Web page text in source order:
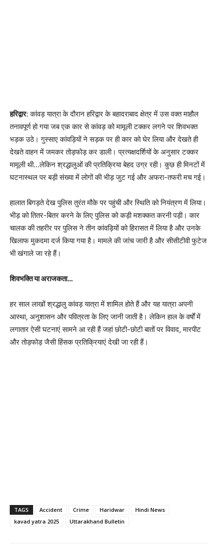
हरिद्वार: कांवड़ यात्रा के दौरान हरिद्वार के बहादराबाद क्षेत्र में उस वक्त माहौल
तनावपूर्ण हो गया जब एक कार से कांवड़ को मामूली टक्कर लगने पर शिवभक्त
भड़क उठे। गुस्साए कांवड़ियों ने सड़क पर ही कार को घेर लिया और देखते ही
देखते वाहन में जमकर तोड़फोड़ कर डाली। प्रत्यक्षदर्शियों के अनुसार टक्कर
मामूली थी…लेकिन श्रद्धालुओं की प्रतिक्रिया बेहद उग्र रही। कुछ ही मिनटों में
घटनास्थल पर बड़ी संख्या में लोगों की भीड़ जुट गई और अफरा-तफरी मच गई।
हालात बिगड़ते देख पुलिस तुरंत मौके पर पहुंची और स्थिति को नियंत्रण में लिया।
भीड़ को तितर-बितर करने के लिए पुलिस को कड़ी मशक्कत करनी पड़ी। कार
चालक की तहरीर पर पुलिस ने तीन कांवड़ियों को हिरासत में लिया है और उनके
खिलाफ मुकदमा दर्ज किया गया है। मामले की जांच जारी है और सीसीटीवी फुटेज
भी खंगाले जा रहे हैं।
शिवभक्ति या अराजकता…
हर साल लाखों श्रद्धालु कांवड़ यात्रा में शामिल होते हैं और यह यात्रा अपनी
आस्था, अनुशासन और पवित्रता के लिए जानी जाती है। लेकिन हाल के वर्षों में
लगातार ऐसी घटनाएं सामने आ रही हैं जहां छोटी-छोटी बातों पर विवाद, मारपीट
और तोड़फोड़ जैसी हिंसक प्रतिक्रियाएं देखी जा रही हैं।
TAGS Accident Crime Haridwar
Hindi News
kavad yatra 2025
Uttarakhand Bulletin